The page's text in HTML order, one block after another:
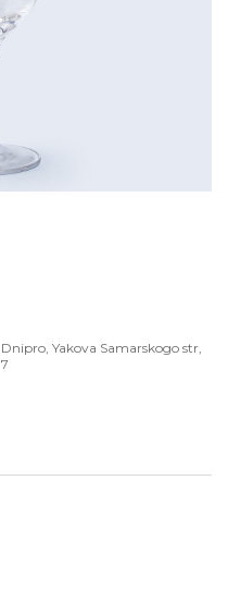
Dnipro, Yakova Samarskogo str,
7